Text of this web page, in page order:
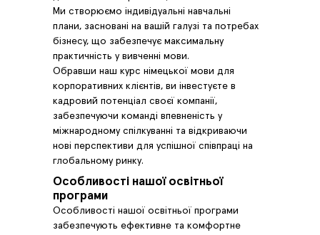
Ми створюємо індивідуальні навчальні
плани, засновані на вашій галузі та потребах
бізнесу, що забезпечує максимальну
практичність у вивченні мови.
Обравши наш курс німецької мови для
корпоративних клієнтів, ви інвестуєте в
кадровий потенціал своєї компанії,
забезпечуючи команді впевненість у
міжнародному спілкуванні та відкриваючи
нові перспективи для успішної співпраці на
глобальному ринку.
Особливості нашої освітньої
програми
Особливості нашої освітньої програми
забезпечують ефективне та комфортне